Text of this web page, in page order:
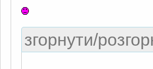
згорнути/